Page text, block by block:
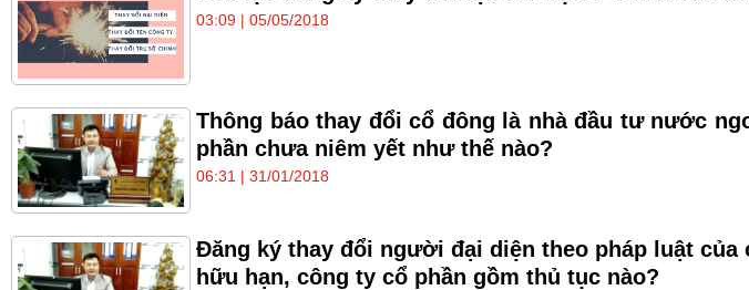
03:09 | 05/05/2018
Thông báo thay đổi cổ đông là nhà đầu tư nước
phần chưa niêm yết như thế nào?
06:31 | 31/01/2018
Đăng ký thay đổi người đại diện theo pháp luật của
hữu hạn, công ty cổ phần gồm thủ tục nào?